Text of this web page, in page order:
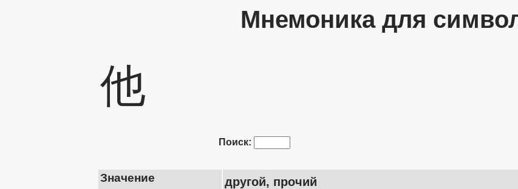
Мнемоника для
他
Поиск:
Значение другой, прочий